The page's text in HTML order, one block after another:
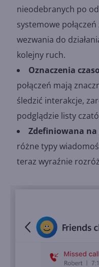
nieodebranych po
systemowe
wezwania do
kolejny ruch.
Oznaczenia
połączeń mają
śledzić interakcje,
podglądzie listy
Zdefiniowana
różne typy
teraz wyraźnie